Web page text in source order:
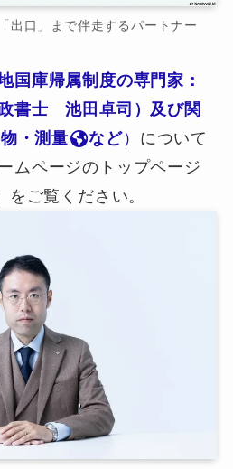
出口」まで伴走するパートナー
国庫帰属制度の専門家：
書士 池田卓司）及び関
・測量 など） について
ムページのトップページ
をご覧ください。